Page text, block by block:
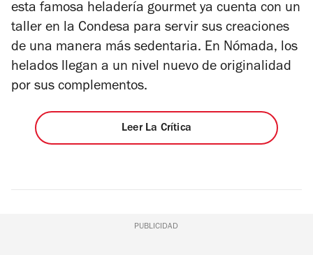
esta famosa heladería gourmet ya cuenta con un
taller en la Condesa para servir sus creaciones
de una manera más sedentaria. En Nómada, los
helados llegan a un nivel nuevo de originalidad
por sus complementos.
Leer La Crítica
PUBLICIDAD